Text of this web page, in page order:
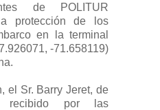
de POLITUR
protección de los
en la terminal
-71.658119)
el Sr. Barry Jeret, de
recibido por las